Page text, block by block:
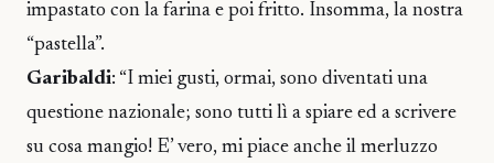
impastato con la farina e poi fritto. Insomma, la nostra
“pastella”.
Garibaldi: “I miei gusti, ormai, sono diventati una
questione nazionale; sono tutti lì a spiare ed a scrivere
su cosa mangio! E’ vero, mi piace anche il merluzzo